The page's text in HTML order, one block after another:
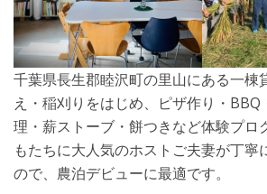
千葉県長生郡睦沢町の里山にある一棟
え・稲刈りをはじめ、ピザ作り・
理・薪ストーブ・餅つきなど体験プロ
もたちに大人気のホストご夫妻が丁寧
ので、農泊デビューに最適です。